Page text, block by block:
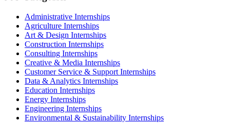
Administrative Internships
Agriculture Internships
Art & Design Internships
Construction Internships
Consulting Internships
Creative & Media Internships
Customer Service & Support Internships
Data & Analytics Internships
Education Internships
Energy Internships
Engineering Internships
Environmental & Sustainability Internships